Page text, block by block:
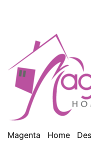
Magenta Home